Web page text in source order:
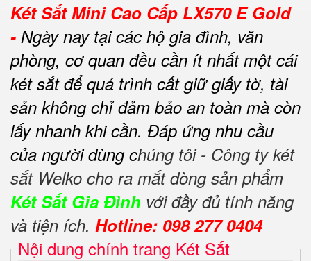
Két Sắt Mini Cao Cấp LX570 E Gold
- Ngày nay tại các hộ gia đình, văn
phòng, cơ quan đều cần ít nhất một cái
két sắt để quá trình cất giữ giấy tờ, tài
sản không chỉ đảm bảo an toàn mà còn
lấy nhanh khi cần. Đáp ứng nhu cầu
của người dùng chúng tôi - Công ty két
sắt Welko cho ra mắt dòng sản phẩm
Két Sắt Gia Đình với đầy đủ tính năng
và tiện ích. Hotline: 098 277 0404
Nội dung chính trang Két Sắt